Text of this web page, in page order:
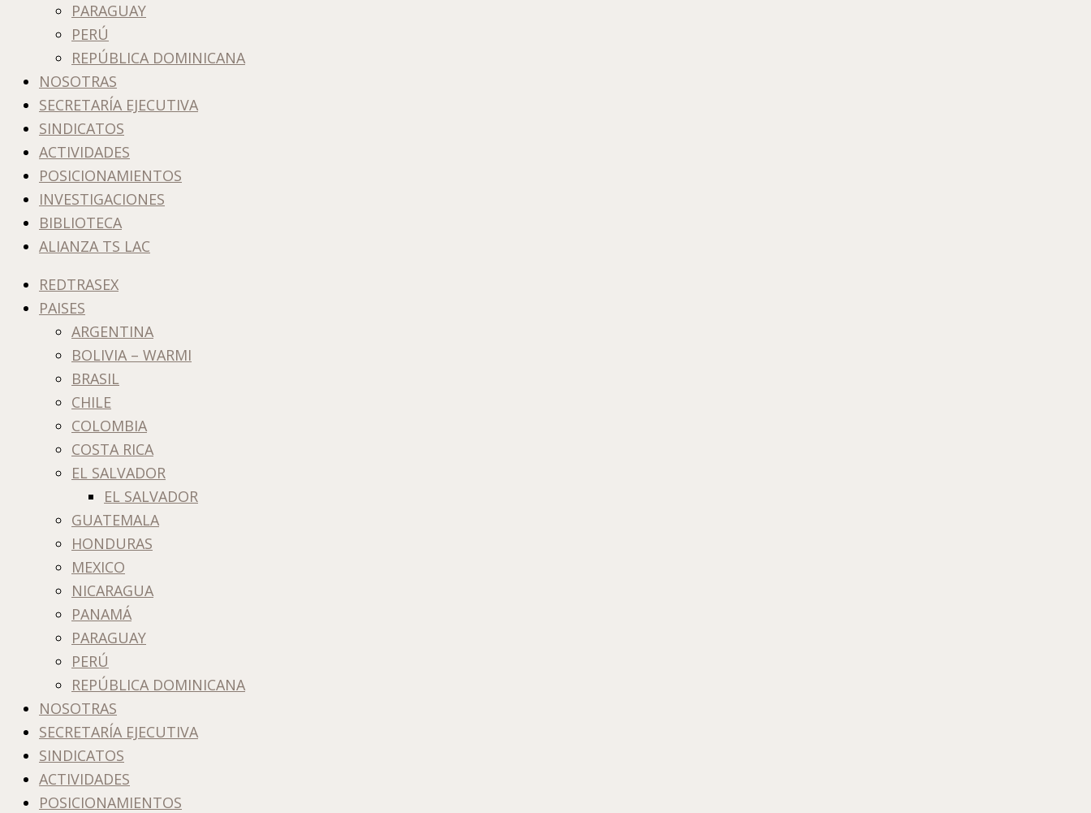
PARAGUAY
PERÚ
REPÚBLICA DOMINICANA
NOSOTRAS
SECRETARÍA EJECUTIVA
SINDICATOS
ACTIVIDADES
POSICIONAMIENTOS
INVESTIGACIONES
BIBLIOTECA
ALIANZA TS LAC
REDTRASEX
PAISES
ARGENTINA
BOLIVIA – WARMI
BRASIL
CHILE
COLOMBIA
COSTA RICA
EL SALVADOR
EL SALVADOR
GUATEMALA
HONDURAS
MEXICO
NICARAGUA
PANAMÁ
PARAGUAY
PERÚ
REPÚBLICA DOMINICANA
NOSOTRAS
SECRETARÍA EJECUTIVA
SINDICATOS
ACTIVIDADES
POSICIONAMIENTOS